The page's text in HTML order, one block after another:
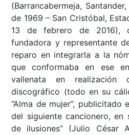
(Barrancabermeja,
de 1969 – San Cristóbal,
13 de febrero de 2016),
fundadora y representante
reparo en integrarla a la
que conformaba en ese
vallenata en realización
discográfico (todo en su
“Alma de mujer”, publicitado
del siguiente cancionero, en
de ilusiones” (Julio César